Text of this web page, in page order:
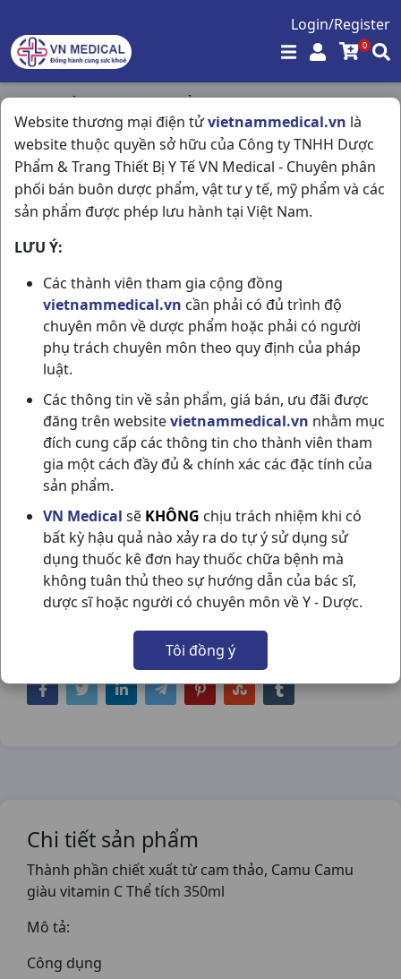
Login/Register
0
Website thương mại điện tửvietnammedical.vn là
website thuộc quyền sở hữu của Công ty TNHH Dược
Phẩm & Trang Thiết Bị Y Tế VN Medical - Chuyên phân
phối bán buôn dược phẩm, vật tư y tế, mỹ phẩm và các
sản phẩm được phép lưu hành tại Việt Nam.
LƯU Ý:
Các thành viên tham gia cộng đồng
vietnammedical.vn cần phải có đủ trình độ
chuyên môn về dược phẩm hoặc phải có người
phụ trách chuyên môn theo quy định của pháp
luật.
Các thông tin về sản phẩm, giá bán, ưu đãi được
đăng trên websitevietnammedical.vn nhằm mục
đích cung cấp các thông tin cho thành viên tham
gia một cách đầy đủ & chính xác các đặc tính của
sản phẩm.
VN Medical sẽ KHÔNG chịu trách nhiệm khi có
bất kỳ hậu quả nào xảy ra do tự ý sử dụng sử
dụng thuốc kê đơn hay thuốc chữa bệnh mà
không tuân thủ theo sự hướng dẫn của bác sĩ,
dược sĩ hoặc người có chuyên môn về Y - Dược.
Tôi đồng ý
Trang chủ / Hóa - Mỹ Phẩm /
Nivea Dưỡng Thể Repair & Protect 30spf C350ml
Thailand
NIVEA DƯỠNG THỂ REPAIR & PROTECT
30SPF C350ML THAILAND
NSX:Thailand
Nhóm hàng:
Hóa - Mỹ Phẩm,
Chia sẻ qua mạng xã hội:
Chi tiết sản phẩm
Thành phần chiết xuất từ cam thảo, Camu Camu
giàu vitamin C Thể tích 350ml
Mô tả:
Công dụng